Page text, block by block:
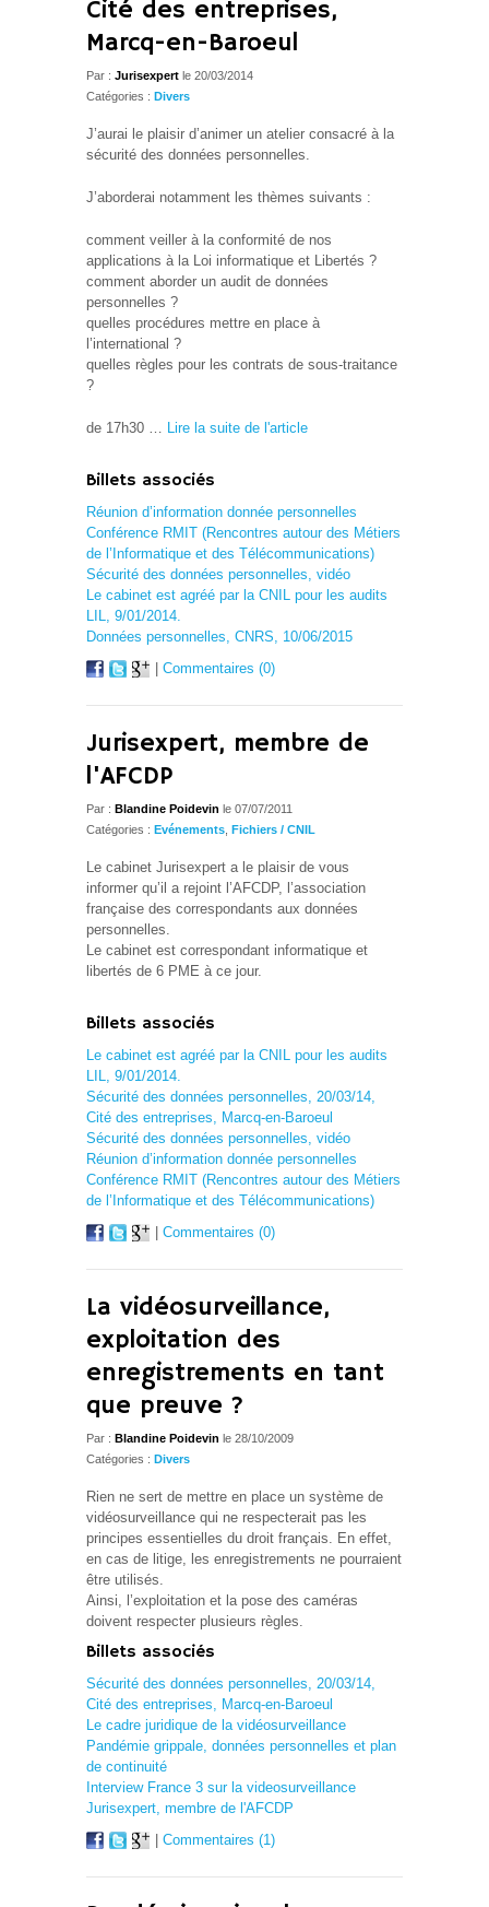
Cité des entreprises,
Marcq-en-Baroeul
Par : Jurisexpert le 20/03/2014
Catégories : Divers
J’aurai le plaisir d’animer un atelier consacré à la
sécurité des données personnelles.
J’aborderai notamment les thèmes suivants :
comment veiller à la conformité de nos
applications à la Loi informatique et Libertés ?
comment aborder un audit de données
personnelles ?
quelles procédures mettre en place à
l’international ?
quelles règles pour les contrats de sous-traitance
?
de 17h30 … Lire la suite de l'article
Billets associés
Réunion d’information donnée personnelles
Conférence RMIT (Rencontres autour des Métiers
de l’Informatique et des Télécommunications)
Sécurité des données personnelles, vidéo
Le cabinet est agréé par la CNIL pour les audits
LIL, 9/01/2014.
Données personnelles, CNRS, 10/06/2015
Commentaires (0)
Jurisexpert, membre de
l'AFCDP
Par : Blandine Poidevin le 07/07/2011
Catégories : Evénements Fichiers / CNIL
Le cabinet Jurisexpert a le plaisir de vous
informer qu’il a rejoint l’AFCDP, l’association
française des correspondants aux données
personnelles.
Le cabinet est correspondant informatique et
libertés de 6 PME à ce jour.
Billets associés
Le cabinet est agréé par la CNIL pour les audits
LIL, 9/01/2014.
Sécurité des données personnelles, 20/03/14,
Cité des entreprises, Marcq-en-Baroeul
Sécurité des données personnelles, vidéo
Réunion d’information donnée personnelles
Conférence RMIT (Rencontres autour des Métiers
de l’Informatique et des Télécommunications)
Commentaires (0)
La vidéosurveillance,
exploitation des
enregistrements en tant
que preuve ?
Par : Blandine Poidevin le 28/10/2009
Catégories : Divers
Rien ne sert de mettre en place un système de
vidéosurveillance qui ne respecterait pas les
principes essentielles du droit français. En effet,
en cas de litige, les enregistrements ne pourraient
être utilisés.
Ainsi, l’exploitation et la pose des caméras
doivent respecter plusieurs règles.
Billets associés
Sécurité des données personnelles, 20/03/14,
Cité des entreprises, Marcq-en-Baroeul
Le cadre juridique de la vidéosurveillance
Pandémie grippale, données personnelles et plan
de continuité
Interview France 3 sur la videosurveillance
Jurisexpert, membre de l'AFCDP
Commentaires (1)